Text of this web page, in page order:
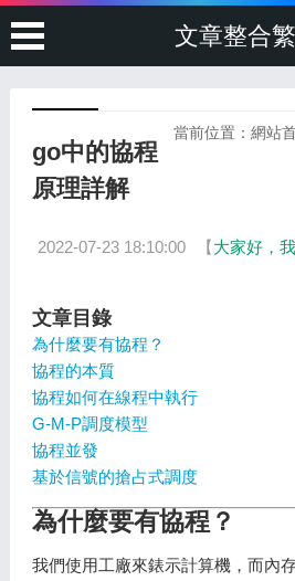
文章整合
當前位置：網站
go中的協程
原理詳解
2022-07-23 18:10:00 【大家好，
文章目錄
為什麼要有協程？
協程的本質
協程如何在線程中執行
G-M-P調度模型
協程並發
基於信號的搶占式調度
為什麼要有協程？
我們使用工廠來錶示計算機，而內